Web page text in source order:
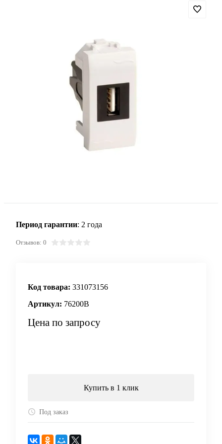
Период гарантии: 2 года
Отзывов: 0
Код товара: 331073156
Артикул: 76200B
Цена по запросу
Купить в 1 клик
Под заказ